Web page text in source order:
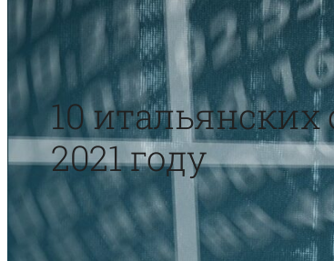
10
2021 году